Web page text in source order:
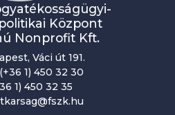
Központ
Nonprofit Kft.
Váci út 191.
1) 450 32 30
1) 450 32 35